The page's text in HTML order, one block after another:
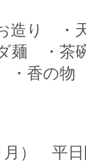
り ・天
・茶
の物
月） 平日